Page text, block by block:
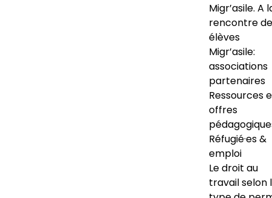
Migr’asile. A
rencontre
élèves
Migr’asile:
associations
partenaires
Ressources
offres
Réfugié·es &
emploi
Le droit au
travail selon